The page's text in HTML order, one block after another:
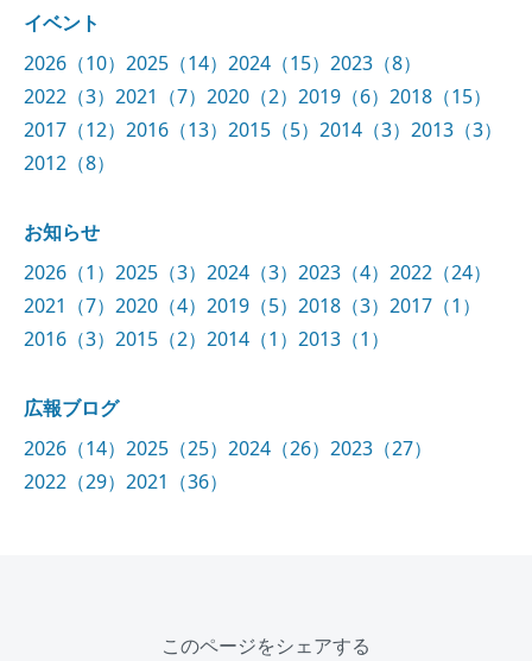
イベント
2026（10） 2025（14） 2024（15） 2023（8）
2022（3） 2021（7） 2020（2） 2019（6） 2018（15）
2017（12） 2016（13） 2015（5） 2014（3） 2013（3）
2012（8）
お知らせ
2026（1） 2025（3） 2024（3） 2023（4） 2022（24）
2021（7） 2020（4） 2019（5） 2018（3） 2017（1）
2016（3） 2015（2） 2014（1） 2013（1）
広報ブログ
2026（14） 2025（25） 2024（26） 2023（27）
2022（29） 2021（36）
このページをシェアする